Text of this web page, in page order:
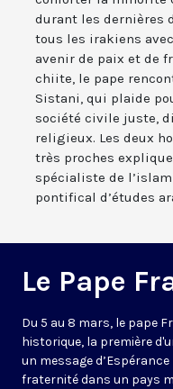
durant les dernières
tous les irakiens avec
avenir de paix et de
chiite, le pape
Sistani, qui plaide
société civile juste,
religieux. Les deux
très proches
spécialiste de
pontifical d’études
Le Pape
Du 5 au 8 mars, le pape
historique, la première
un message
fraternité dans un pays